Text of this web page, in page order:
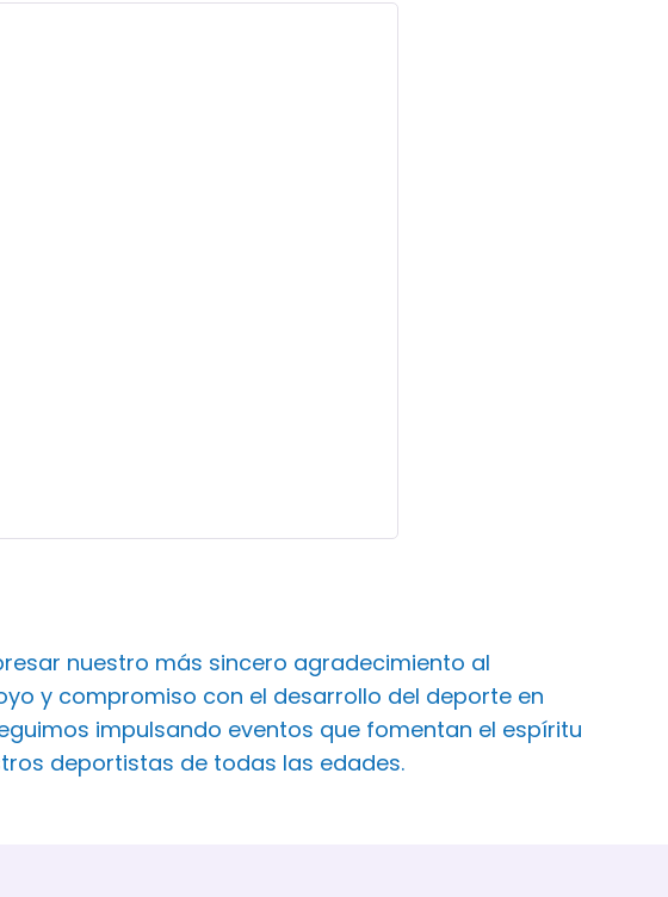
nuestro más sincero agradecimiento al
y compromiso con el desarrollo del deporte en
impulsando eventos que fomentan el espíritu
deportistas de todas las edades.